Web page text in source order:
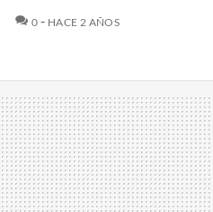
0 COMENTARIOS
HACE 2 AÑOS